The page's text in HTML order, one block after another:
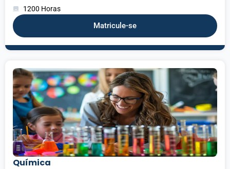
1200 Horas
Matricule-se
Química